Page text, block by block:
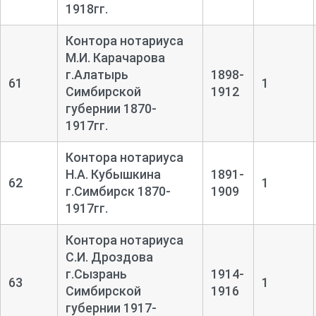
1918гг.
61
Контора нотариуса
М.И. Карачарова
г.Алатырь
Симбирской
губернии 1870-
1917гг.
1898-
1912
1
62
Контора нотариуса
Н.А. Кубышкина
г.Симбирск 1870-
1917гг.
1891-
1909
1
63
Контора нотариуса
С.И. Дроздова
г.Сызрань
Симбирской
губернии 1917-
1914-
1916
1